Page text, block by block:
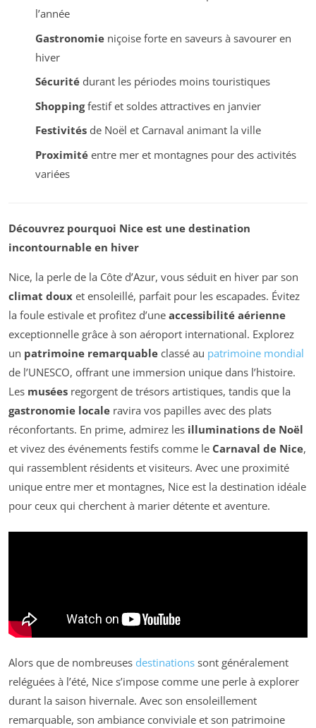
l’année
Gastronomieniçoise forte en saveurs à savourer en
hiver
Sécuritédurant les périodes moins touristiques
Shoppingfestif et soldes attractives en janvier
Festivitésde Noël et Carnaval animant la ville
Proximitéentre mer et montagnes pour des activités
variées
Découvrez pourquoi Nice est une destination
incontournable en hiver
Nice, la perle de la Côte d’Azur, vous séduit en hiver par son
climat doux et ensoleillé, parfait pour les escapades. Évitez
la foule estivale et profitez d’une accessibilité aérienne
exceptionnelle grâce à son aéroport international. Explorez
un patrimoine remarquable classé au patrimoine mondial
de l’UNESCO, offrant une immersion unique dans l’histoire.
Les musées regorgent de trésors artistiques, tandis que la
gastronomie locale ravira vos papilles avec des plats
réconfortants. En prime, admirez les illuminations de Noël
et vivez des événements festifs comme le Carnaval de Nice,
qui rassemblent résidents et visiteurs. Avec une proximité
unique entre mer et montagnes, Nice est la destination idéale
pour ceux qui cherchent à marier détente et aventure.
Alors que de nombreuses destinations sont généralement
reléguées à l’été, Nice s’impose comme une perle à explorer
durant la saison hivernale. Avec son ensoleillement
remarquable, son ambiance conviviale et son patrimoine